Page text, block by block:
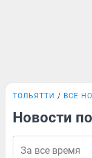
ТОЛЬЯТТИ ВСЕ
Новости